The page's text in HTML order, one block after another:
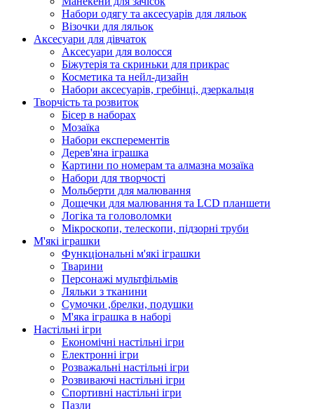
Набори одягу та аксесуарів для ляльок
Візочки для ляльок
Аксесуари для дівчаток
Аксесуари для волосся
Біжутерія та скриньки для прикрас
Косметика та нейл-дизайн
Набори аксесуарів, гребінці, дзеркальця
Творчість та розвиток
Бісер в наборах
Мозаїка
Набори експерементів
Дерев'яна іграшка
Картини по номерам та алмазна мозаїка
Набори для творчості
Мольберти для малювання
Дощечки для малювання та LCD планшети
Логіка та головоломки
Мікроскопи, телескопи, підзорні труби
М'які іграшки
Функціональні м'які іграшки
Тварини
Персонажі мультфільмів
Ляльки з тканини
Сумочки ,брелки, подушки
М'яка іграшка в наборі
Настільні ігри
Економічні настільні ігри
Електронні ігри
Розважальні настільні ігри
Розвиваючі настільні ігри
Спортивні настільні ігри
Пазли